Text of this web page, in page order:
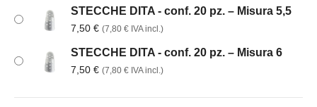
STECCHE DITA - conf. 20 pz. – Misura 5,5
7,50 € (7,80 € IVA incl.)
STECCHE DITA - conf. 20 pz. – Misura 6
7,50 € (7,80 € IVA incl.)